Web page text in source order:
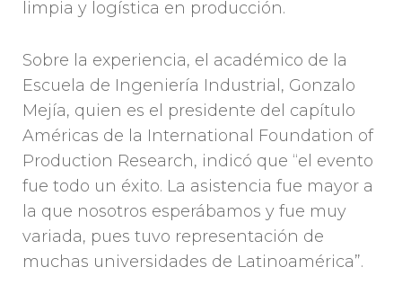
limpia y logística en producción.
Sobre la experiencia, el académico de la
Escuela de Ingeniería Industrial, Gonzalo
Mejía, quien es el presidente del capítulo
Américas de la International Foundation of
Production Research, indicó que “el evento
fue todo un éxito. La asistencia fue mayor a
la que nosotros esperábamos y fue muy
variada, pues tuvo representación de
muchas universidades de Latinoamérica”.